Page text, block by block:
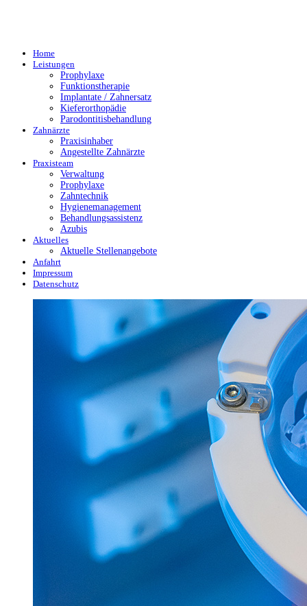
Home
Leistungen
Prophylaxe
Funktionstherapie
Implantate / Zahnersatz
Kieferorthopädie
Parodontitisbehandlung
Zahnärzte
Praxisinhaber
Angestellte Zahnärzte
Praxisteam
Verwaltung
Prophylaxe
Zahntechnik
Hygienemanagement
Behandlungsassistenz
Azubis
Aktuelles
Aktuelle Stellenangebote
Anfahrt
Impressum
Datenschutz